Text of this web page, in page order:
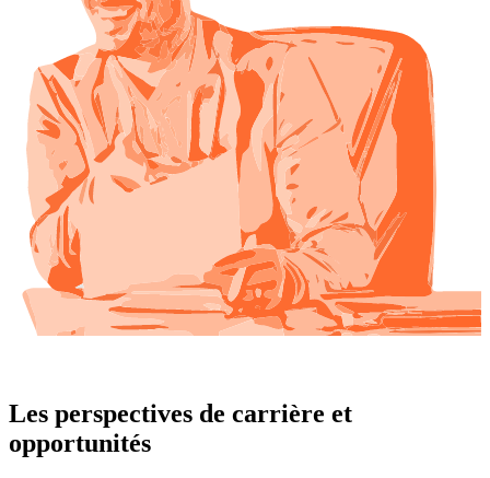
Les perspectives de carrière et
opportunités